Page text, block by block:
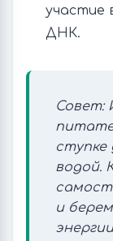
участие
ДНК.
Совет:
ступке
водой.
и